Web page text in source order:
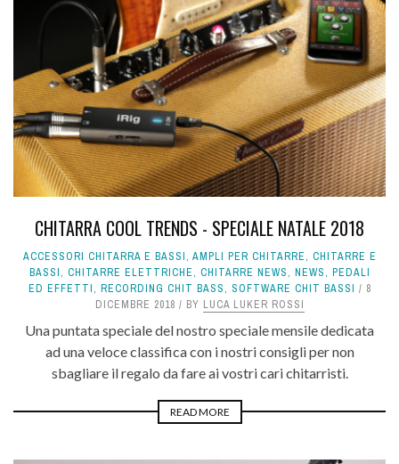
CHITARRA COOL TRENDS - SPECIALE NATALE 2018
ACCESSORI CHITARRA E BASSI, AMPLI PER CHITARRE, CHITARRE E
BASSI, CHITARRE ELETTRICHE, CHITARRE NEWS, NEWS, PEDALI
ED EFFETTI, RECORDING CHIT BASS, SOFTWARE CHIT BASSI
8
DICEMBRE 2018
BY LUCA LUKER ROSSI
Una puntata speciale del nostro speciale mensile dedicata
ad una veloce classifica con i nostri consigli per non
sbagliare il regalo da fare ai vostri cari chitarristi.
READ MORE